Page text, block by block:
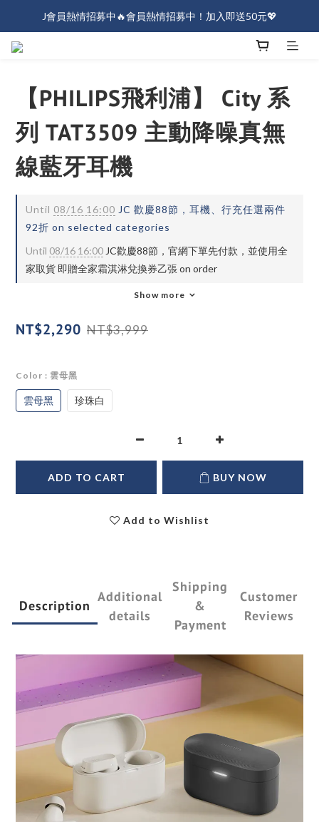
J會員熱情招募中🔥會員熱情招募中！加入即送50元💖
J會員熱情招募中🔥會員熱情招募中！加入即送50元💖
【PHILIPS飛利浦】 City 系
列 TAT3509 主動降噪真無
線藍牙耳機
Until 08/16 16:00 JC 歡慶88節，耳機、行充任選兩件
92折 on selected categories
Until 08/16 16:00JC歡慶88節，官網下單先付款，並使用全
家取貨 即贈全家霜淇淋兌換券乙張 on order
Show more
NT$2,290 NT$3,999
Color : 雲母黑
雲母黑 珍珠白
ADD TO CART BUY NOW
Add to Wishlist
Description
Additional
details
Shipping
&
Payment
Customer
Reviews